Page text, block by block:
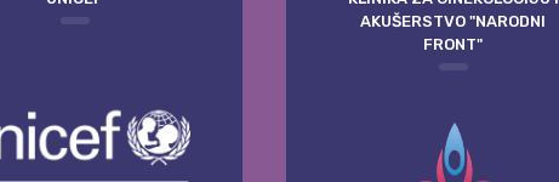
AKUŠERSTVO "NARODNI
FRONT"